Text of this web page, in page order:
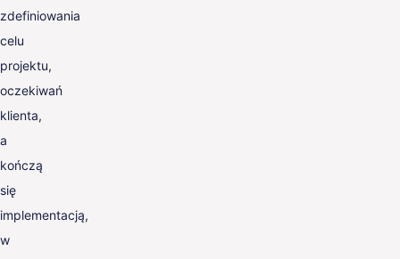
zdefiniowania
celu
projektu,
oczekiwań
klienta,
a
kończą
się
implementacją,
w